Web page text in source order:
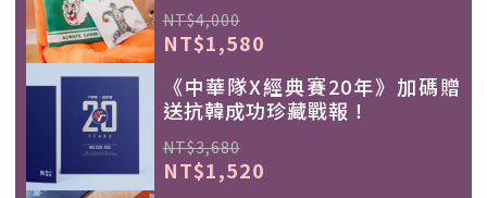
NT$4,000
NT$1,580
《中華隊X經典賽20年》加碼贈
送抗韓成功珍藏戰報！
NT$3,680
NT$1,520